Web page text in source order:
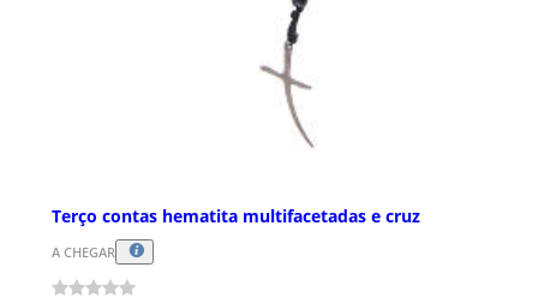
Terço contas hematita multifacetadas e cruz
A CHEGAR